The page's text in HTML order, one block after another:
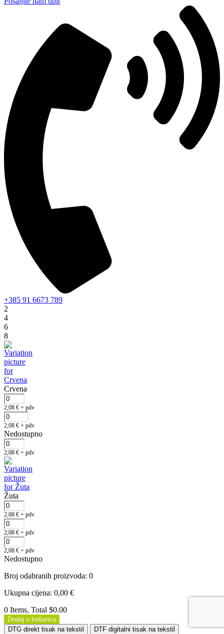
+385 91 6673 789
2
4
6
8
Crvena
2,08 € + pdv
2,08 € + pdv
Nedostupno
2,08 € + pdv
Žuta
2,08 € + pdv
2,08 € + pdv
2,08 € + pdv
Nedostupno
Broj odabranih proizvoda: 0
Ukupna cijena: 0,00 €
0 Items, Total $0.00
Dodaj u košaricu
DTG direkt tisak na tekstil
DTF digitalni tisak na tekstil